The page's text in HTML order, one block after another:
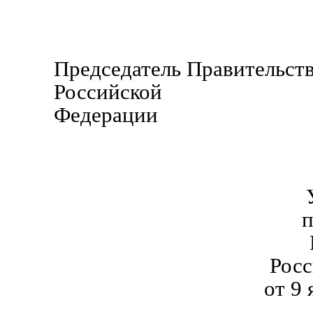
Председатель
Российской
Федерации
от 9